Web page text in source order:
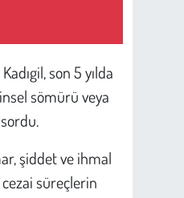
son 5 yılda
sömürü veya
şiddet ve ihmal
süreçlerin